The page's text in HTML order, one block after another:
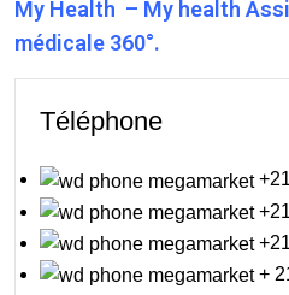
My Health – My health
médicale 360°.
Téléphone
+